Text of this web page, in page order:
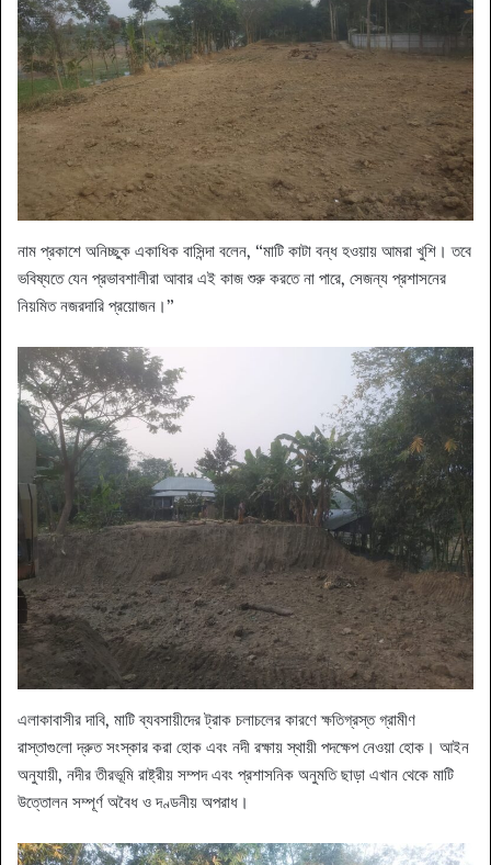
​নাম প্রকাশে অনিচ্ছুক একাধিক বাসিন্দা বলেন, “মাটি কাটা বন্ধ হওয়ায় আমরা খুশি। তবে
ভবিষ্যতে যেন প্রভাবশালীরা আবার এই কাজ শুরু করতে না পারে, সেজন্য প্রশাসনের
নিয়মিত নজরদারি প্রয়োজন।”
​এলাকাবাসীর দাবি, মাটি ব্যবসায়ীদের ট্রাক চলাচলের কারণে ক্ষতিগ্রস্ত গ্রামীণ
রাস্তাগুলো দ্রুত সংস্কার করা হোক এবং নদী রক্ষায় স্থায়ী পদক্ষেপ নেওয়া হোক। আইন
অনুযায়ী, নদীর তীরভূমি রাষ্ট্রীয় সম্পদ এবং প্রশাসনিক অনুমতি ছাড়া এখান থেকে মাটি
উত্তোলন সম্পূর্ণ অবৈধ ও দণ্ডনীয় অপরাধ।